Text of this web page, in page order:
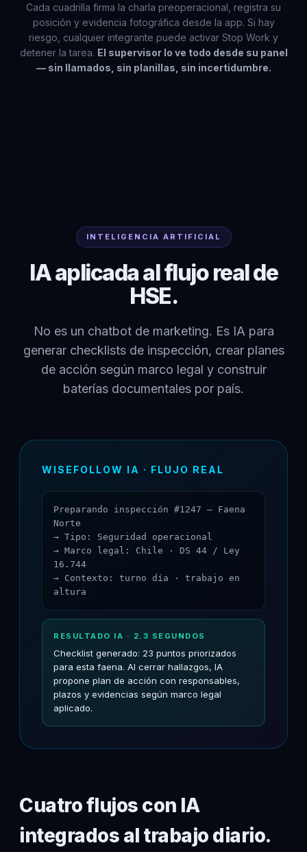
Cada cuadrilla firma la charla preoperacional, registra su
posición y evidencia fotográfica desde la app. Si hay
riesgo, cualquier integrante puede activar Stop Work y
detener la tarea. El supervisor lo ve todo desde su panel
— sin llamados, sin planillas, sin incertidumbre.
INTELIGENCIA ARTIFICIAL
IA aplicada al flujo real de
HSE.
No es un chatbot de marketing. Es IA para
generar checklists de inspección, crear planes
de acción según marco legal y construir
baterías documentales por país.
WISEFOLLOW IA · FLUJO REAL
Preparando inspección #1247 — Faena
Norte
→ Tipo: Seguridad operacional
→ Marco legal: Chile · DS 44 / Ley
16.744
→ Contexto: turno día · trabajo en
altura
RESULTADO IA · 2.3 SEGUNDOS
Checklist generado: 23 puntos priorizados
para esta faena. Al cerrar hallazgos, IA
propone plan de acción con responsables,
plazos y evidencias según marco legal
aplicado.
Cuatro flujos con IA
integrados al trabajo diario.